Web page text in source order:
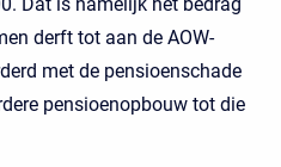
derft tot aan de AOW-
met de pensioenschade
pensioenopbouw tot die